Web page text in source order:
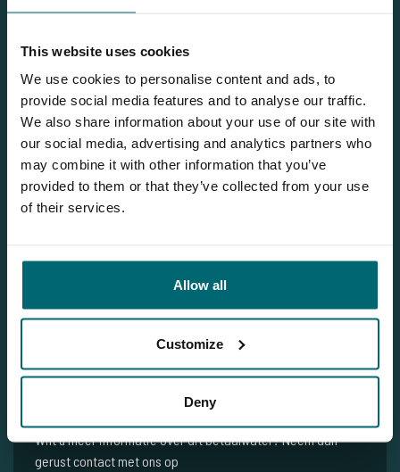
This website uses cookies
We use cookies to personalise content and ads, to
provide social media features and to analyse our traffic.
We also share information about your use of our site with
our social media, advertising and analytics partners who
may combine it with other information that you’ve
provided to them or that they’ve collected from your use
of their services.
Allow all
Customize
Deny
Bas
Wilt u meer informatie?
Wilt u meer informatie over dit betaalwater? Neem dan
gerust contact met ons op